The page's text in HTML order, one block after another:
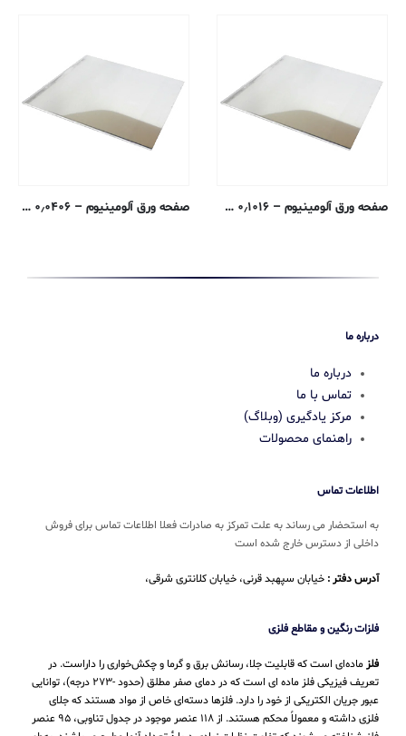
صفحه ورق آلومینیوم – ۰٫۱۰۱۶ سانتی متری – ۶۰۶۱-T6 صفحه ورق آلومینیوم – ۰٫۰۴۰۶ سانتی متری – ۶۰۶۱-T6
درباره ما
درباره ما
تماس با ما
مرکز یادگیری (وبلاگ)
راهنمای محصولات
اطلاعات تماس
به استحضار می رساند به علت تمرکز به صادرات فعلا اطلاعات تماس برای فروش
داخلی از دسترس خارج شده است
آدرس دفتر : خیابان سپهبد قرنی، خیابان کلانتری شرقی،
فلزات رنگین و مقاطع فلزی
فلز ماده‌ای است که قابلیت جلا، رسانش برق و گرما و چکش‌خواری را داراست. در
تعریف فیزیکی فلز ماده ای است که در دمای صفر مطلق (حدود -۲۷۳ درجه)، توانایی
عبور جریان الکتریکی از خود را دارد. فلزها دسته‌ای خاص از مواد هستند که جلای
فلزی داشته و معمولاً محکم هستند. از ۱۱۸ عنصر موجود در جدول تناوبی، ۹۵ عنصر